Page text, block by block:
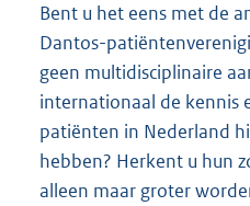
Bent u het eens met de
Dantos-
geen multidisciplinaire
internationaal de kennis
patiënten in Nederland
hebben? Herkent u hun
alleen maar groter